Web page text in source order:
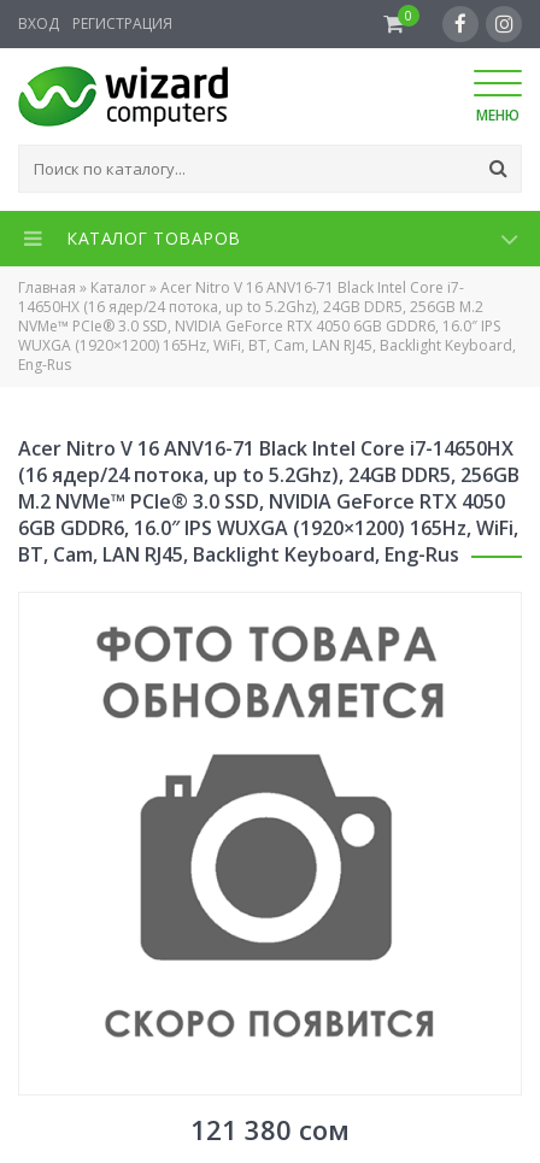
ВХОД РЕГИСТРАЦИЯ 0
МЕНЮ
КАТАЛОГ ТОВАРОВ
Главная » Каталог»Acer Nitro V 16 ANV16-71 Black Intel Core i7-
14650HX (16 ядер/24 потока, up to 5.2Ghz), 24GB DDR5, 256GB M.2
NVMe™ PCIe® 3.0 SSD, NVIDIA GeForce RTX 4050 6GB GDDR6, 16.0″ IPS
WUXGA (1920×1200) 165Hz, WiFi, BT, Cam, LAN RJ45, Backlight Keyboard,
Eng-Rus
Acer Nitro V 16 ANV16-71 Black Intel Core i7-14650HX
(16 ядер/24 потока, up to 5.2Ghz), 24GB DDR5, 256GB
M.2 NVMe™ PCIe® 3.0 SSD, NVIDIA GeForce RTX 4050
6GB GDDR6, 16.0″ IPS WUXGA (1920×1200) 165Hz, WiFi,
BT, Cam, LAN RJ45, Backlight Keyboard, Eng-Rus
121 380 сом